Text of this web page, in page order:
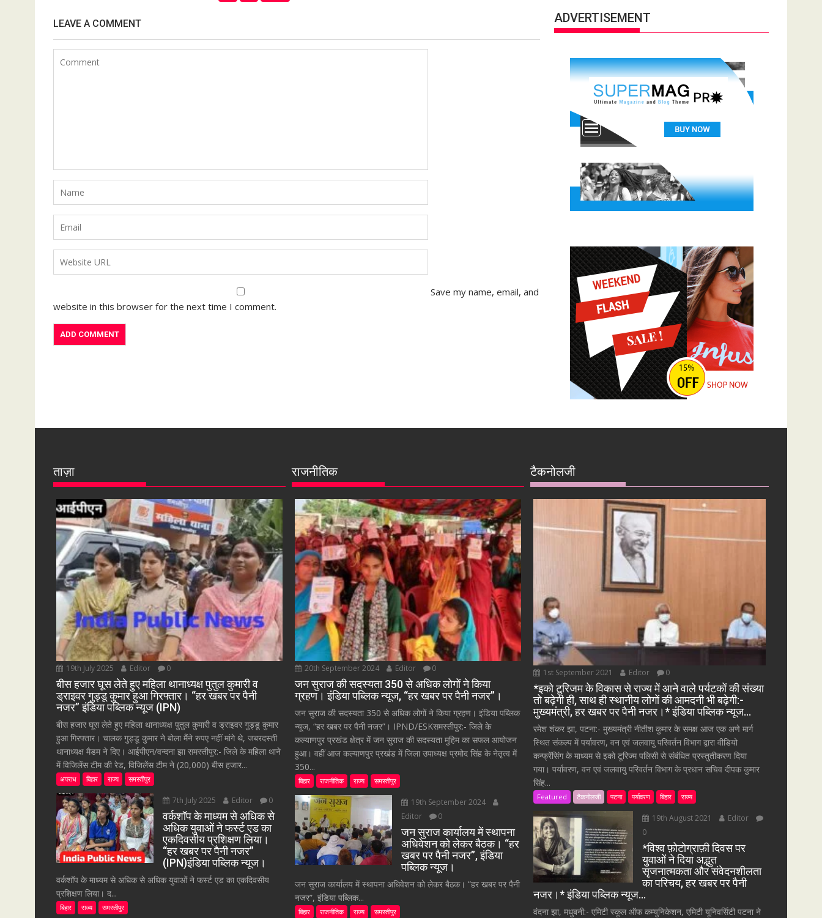
LEAVE A COMMENT
Save my name, email, and
website in this browser for the next time I comment.
ADVERTISEMENT
ताज़ा
19th July 2025 Editor 0
बीस हजार घूस लेते हुए महिला थानाध्यक्ष पुतुल कुमारी व
ड्राइवर गुड्डू कुमार हुआ गिरफ्तार। “हर खबर पर पैनी
नजर” इंडिया पब्लिक न्यूज (IPN)
बीस हजार घूस लेते हुए महिला थानाध्यक्ष पुतुल कुमारी व ड्राइवर गुड्डू कुमार
हुआ गिरफ्तार। चालक गुड्डू कुमार ने बोला मैंने रुपए नहीं मांगे थे, जबरदस्ती
थानाध्यक्ष मैडम ने दिए। आईपीएन/वन्दना झा समस्तीपुर:- जिले के महिला थाने
में विजिलेंस टीम की रेड, विजिलेंस टीम ने (20,000) बीस हजार...
अपराध बिहार राज्य समस्तीपुर
7th July 2025 Editor 0
वर्कशॉप के माध्यम से अधिक से
अधिक युवाओं ने फर्स्ट एड का
एकदिवसीय प्रशिक्षण लिया।
“हर खबर पर पैनी नजर”
(IPN)इंडिया पब्लिक न्यूज।
वर्कशॉप के माध्यम से अधिक से अधिक युवाओं ने फर्स्ट एड का एकदिवसीय
प्रशिक्षण लिया। द...
बिहार राज्य समस्तीपुर
राजनीतिक
20th September 2024 Editor 0
जन सुराज की सदस्यता 350 से अधिक लोगों ने किया
ग्रहण। इंडिया पब्लिक न्यूज, “हर खबर पर पैनी नजर”।
जन सुराज की सदस्यता 350 से अधिक लोगों ने किया ग्रहण। इंडिया पब्लिक
न्यूज, “हर खबर पर पैनी नजर”। IPND/ESKसमस्तीपुर:- जिले के
कल्याणपुर प्रखंड क्षेत्र में जन सुराज की सदस्यता मुहिम का सफल आयोजन
हुआ। वहीं आज कल्याणपुर प्रखंड में जिला उपाध्यक्ष प्रमोद सिंह के नेतृत्व में
350...
बिहार राजनीतिक राज्य समस्तीपुर
19th September 2024
Editor
0
जन सुराज कार्यालय में स्थापना
अधिवेशन को लेकर बैठक। “हर
खबर पर पैनी नजर”, इंडिया
पब्लिक न्यूज।
जन सुराज कार्यालय में स्थापना अधिवेशन को लेकर बैठक। “हर खबर पर पैनी
नजर”, इंडिया पब्लिक...
बिहार राजनीतिक राज्य समस्तीपुर
टैकनोलजी
1st September 2021 Editor 0
*इको टूरिजम के विकास से राज्य में आने वाले पर्यटकों की संख्या
तो बढ़ेगी ही, साथ ही स्थानीय लोगों की आमदनी भी बढ़ेगी:-
मुख्यमंत्री, हर खबर पर पैनी नजर।* इंडिया पब्लिक न्यूज…
रमेश शंकर झा, पटना:- मुख्यमंत्री नीतीश कुमार के समक्ष आज एक अणे मार्ग
स्थित संकल्प में पर्यावरण, वन एवं जलवायु परिवर्तन विभाग द्वारा वीडियो
कन्फ्रेंसिंग के माध्यम से इको टूरिज्म पलिसी से संबंधित प्रस्तुतीकरण दिया
गया। पर्यावरण, वन एवं जलवायु परिवर्तन विभाग के प्रधान सचिव दीपक कुमार
सिंह...
Featured टैकनोलजी पटना पर्यावरण बिहार राज्य
19th August 2021
Editor
0
*विश्व फ़ोटोग्राफ़ी दिवस पर
युवाओं ने दिया अद्भुत
सृजनात्मकता और संवेदनशीलता
का परिचय, हर खबर पर पैनी
नजर।* इंडिया पब्लिक न्यूज…
वंदना झा, मधुबनी:- एमिटी स्कूल ऑफ कम्युनिकेशन, एमिटी यूनिवर्सिटी पटना ने